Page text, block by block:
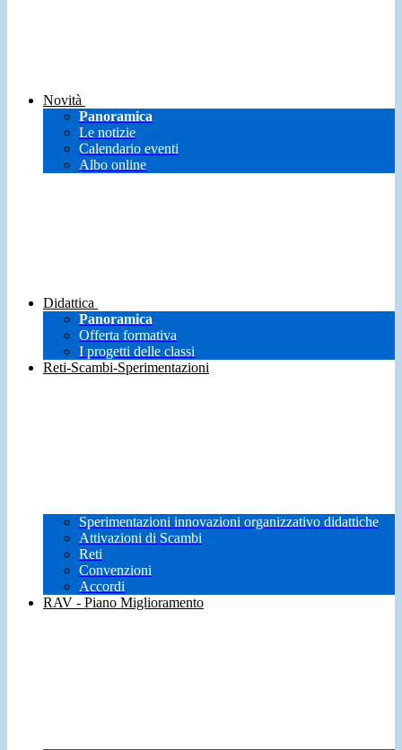
Novità
Panoramica
Le notizie
Calendario eventi
Albo online
Didattica
Panoramica
Offerta formativa
I progetti delle classi
Reti-Scambi-Sperimentazioni
Sperimentazioni innovazioni organizzativo didattiche
Attivazioni di Scambi
Reti
Convenzioni
Accordi
RAV - Piano Miglioramento